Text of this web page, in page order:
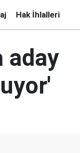
Hak İhlalleri
aday